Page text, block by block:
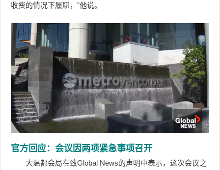
收费的情况下履职，”他说。
官方回应：会议因两项紧急事项召开
大温都会局在致Global News的声明中表示，这次会议之